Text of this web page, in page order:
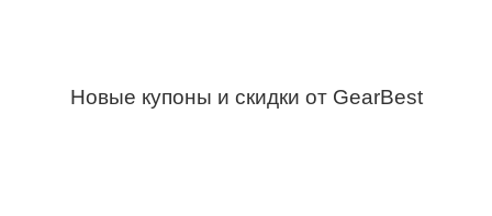
Новые купоны и скидки от GearBest